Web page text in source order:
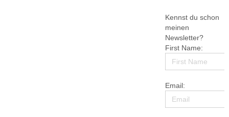
Kennst du schon
meinen
Newsletter?
First Name:
Email: